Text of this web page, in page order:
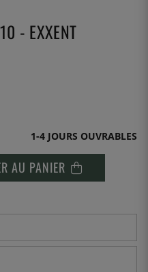
- EXXENT
1-4 JOURS OUVRABLES
AU PANIER